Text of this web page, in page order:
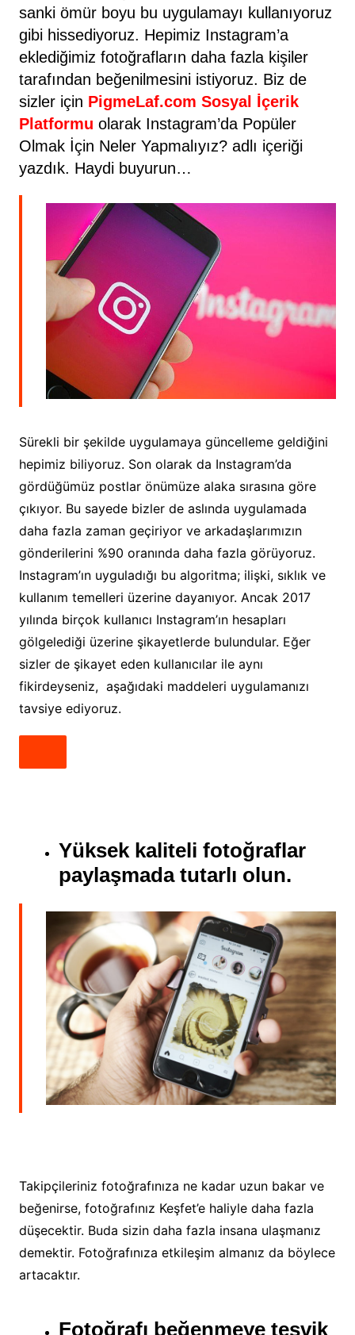
sanki ömür boyu bu uygulamayı kullanıyoruz
gibi hissediyoruz. Hepimiz Instagram’a
eklediğimiz fotoğrafların daha fazla kişiler
tarafından beğenilmesini istiyoruz. Biz de
sizler için PigmeLaf.com Sosyal İçerik
Platformu olarak Instagram’da Popüler
Olmak İçin Neler Yapmalıyız? adlı içeriği
yazdık. Haydi buyurun…
Sürekli bir şekilde uygulamaya güncelleme geldiğini
hepimiz biliyoruz. Son olarak da Instagram’da
gördüğümüz postlar önümüze alaka sırasına göre
çıkıyor. Bu sayede bizler de aslında uygulamada
daha fazla zaman geçiriyor ve arkadaşlarımızın
gönderilerini %90 oranında daha fazla görüyoruz.
Instagram’ın uyguladığı bu algoritma; ilişki, sıklık ve
kullanım temelleri üzerine dayanıyor. Ancak 2017
yılında birçok kullanıcı Instagram’ın hesapları
gölgelediği üzerine şikayetlerde bulundular. Eğer
sizler de şikayet eden kullanıcılar ile aynı
fikirdeyseniz, aşağıdaki maddeleri uygulamanızı
tavsiye ediyoruz.
Yüksek kaliteli fotoğraflar
paylaşmada tutarlı olun.
Takipçileriniz fotoğrafınıza ne kadar uzun bakar ve
beğenirse, fotoğrafınız Keşfet’e haliyle daha fazla
düşecektir. Buda sizin daha fazla insana ulaşmanız
demektir. Fotoğrafınıza etkileşim almanız da böylece
artacaktır.
Fotoğrafı beğenmeye teşvik